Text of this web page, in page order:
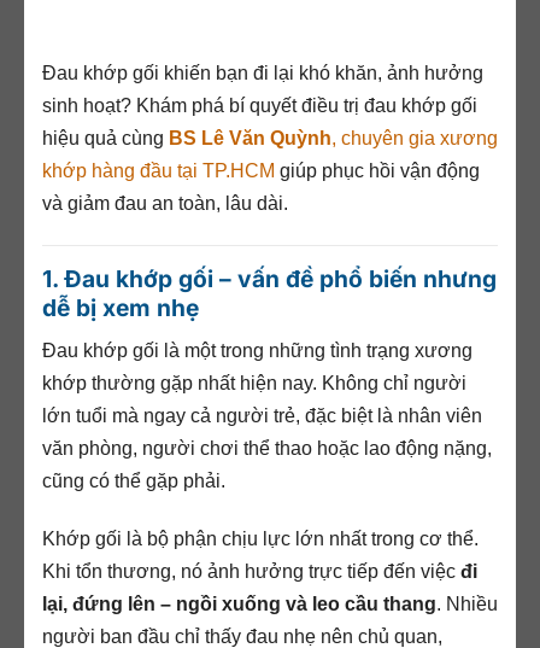
Đau khớp gối khiến bạn đi lại khó khăn, ảnh hưởng
sinh hoạt? Khám phá bí quyết điều trị đau khớp gối
hiệu quả cùng BS Lê Văn Quỳnh, chuyên gia xương
khớp hàng đầu tại TP.HCM giúp phục hồi vận động
và giảm đau an toàn, lâu dài.
1. Đau khớp gối – vấn đề phổ biến nhưng
dễ bị xem nhẹ
Đau khớp gối là một trong những tình trạng xương
khớp thường gặp nhất hiện nay. Không chỉ người
lớn tuổi mà ngay cả người trẻ, đặc biệt là nhân viên
văn phòng, người chơi thể thao hoặc lao động nặng,
cũng có thể gặp phải.
Khớp gối là bộ phận chịu lực lớn nhất trong cơ thể.
Khi tổn thương, nó ảnh hưởng trực tiếp đến việc đi
lại, đứng lên – ngồi xuống và leo cầu thang. Nhiều
người ban đầu chỉ thấy đau nhẹ nên chủ quan,